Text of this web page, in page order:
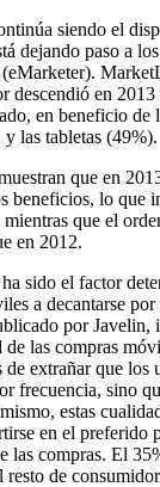
siendo el
dejando paso a
descendió en 2013
en beneficio de
las tabletas (49%).
que en
beneficios, lo que
que el
en 2012.
sido el factor
a decantarse
por Javelin,
las compras
extrañar que los
frecuencia, sino
estas
en el preferido
las compras. El
de